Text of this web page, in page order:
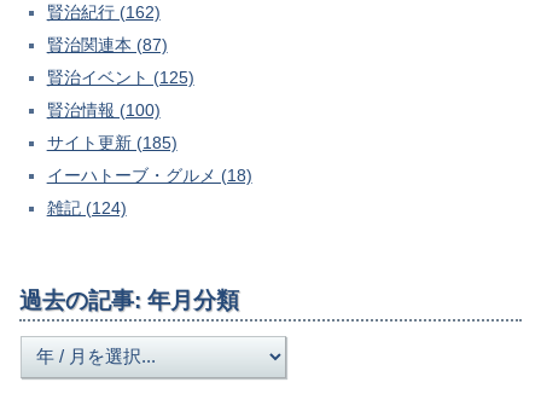
賢治紀行 (162)
賢治関連本 (87)
賢治イベント (125)
賢治情報 (100)
サイト更新 (185)
イーハトーブ・グルメ (18)
雑記 (124)
過去の記事: 年月分類